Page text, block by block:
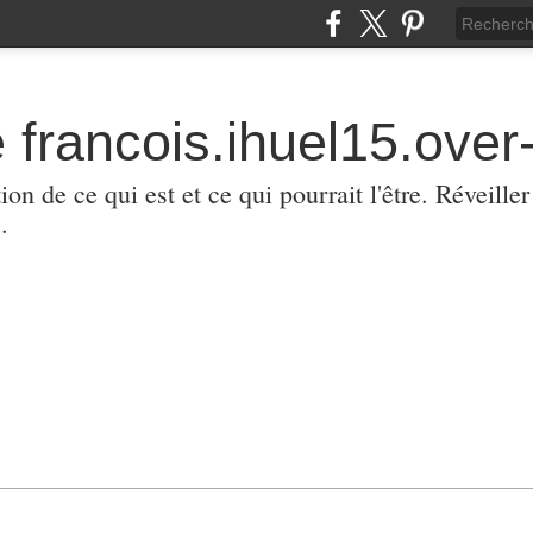
de ce qui est et ce qui pourrait l'être.